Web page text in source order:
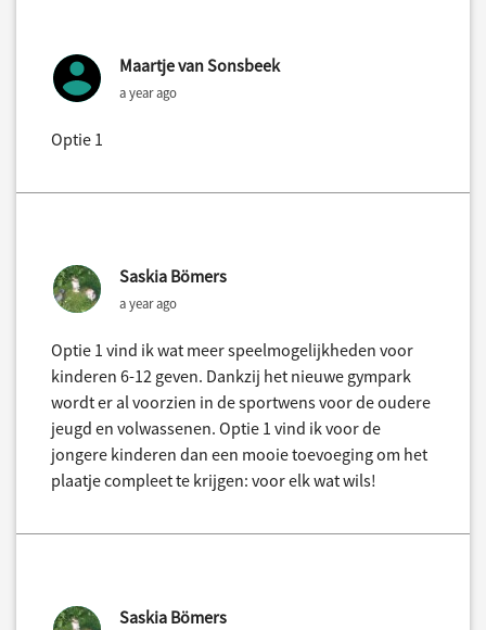
Maartje van Sonsbeek
a year ago
Optie 1
Saskia Bömers
a year ago
Optie 1 vind ik wat meer speelmogelijkheden voor
kinderen 6-12 geven. Dankzij het nieuwe gympark
wordt er al voorzien in de sportwens voor de oudere
jeugd en volwassenen. Optie 1 vind ik voor de
jongere kinderen dan een mooie toevoeging om het
plaatje compleet te krijgen: voor elk wat wils!
Saskia Bömers